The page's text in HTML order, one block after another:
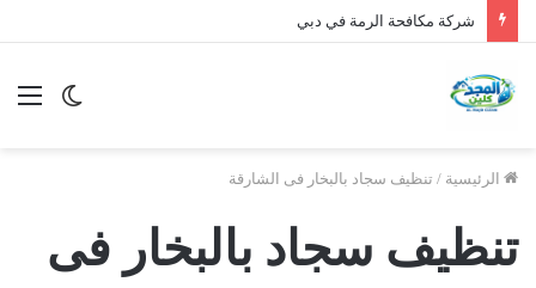
شركة مكافحة الرمة في دبي
الوضع
الرئيسية / تنظيف سجاد بالبخار فى الشارقة
تنظيف سجاد بالبخار فى